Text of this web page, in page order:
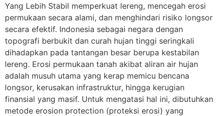
Yang Lebih Stabil memperkuat lereng, mencegah erosi
permukaan secara alami, dan menghindari risiko longsor
secara efektif. Indonesia sebagai negara dengan
topografi berbukit dan curah hujan tinggi seringkali
dihadapkan pada tantangan besar berupa kestabilan
lereng. Erosi permukaan tanah akibat aliran air hujan
adalah musuh utama yang kerap memicu bencana
longsor, kerusakan infrastruktur, hingga kerugian
finansial yang masif. Untuk mengatasi hal ini, dibutuhkan
metode erosion protection (proteksi erosi) yang